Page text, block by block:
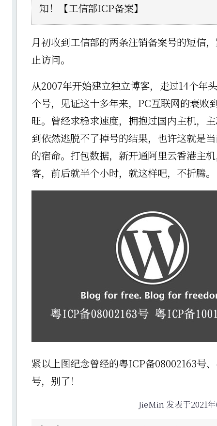
知！【工信部ICP备案】
月初收到工信部的两条注销备案号的短信
止访问。
从2007年开始建立独立博客，走过14个年
个号，见证这十多年来，PC互联网的衰败
旺。曾经求稳求速度，拥抱过国内主机，
到依然逃脱不了掉号的结果，也许这就是
的宿命。打包数据，新开通阿里云香港主
客，前后就半个小时，就这样吧，不折腾。
紧以上图纪念曾经的粤ICP备08002163号
号，别了！
JieMin 发表于2021